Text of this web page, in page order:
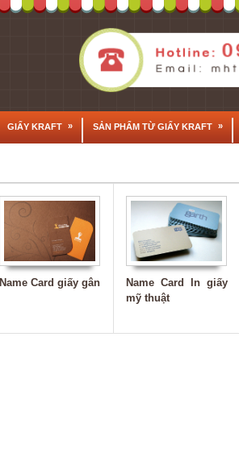
GIẤY KRAFT » SẢN PHẨM TỪ GIẤY KRAFT »
Name Card giấy gân
Name Card In giấy
mỹ thuật